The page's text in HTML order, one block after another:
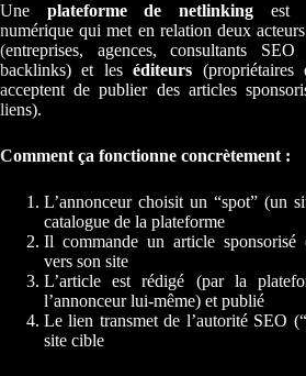
Une plateforme de netlinking est
numérique qui met en relation deux
(entreprises, agences, consultants
backlinks) et leséditeurs
acceptent de publier des articles
liens).
Comment ça fonctionne concrètement :
L’annonceur choisit un “spot” (un
catalogue de la plateforme
Il commande un article sponsorisé
vers son site
L’article est rédigé (par la
l’annonceur lui-même) et publié
Le lien transmet de l’autorité SEO
site cible